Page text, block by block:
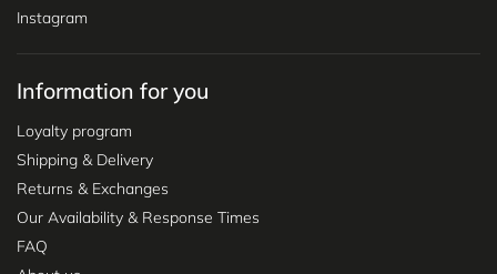
Instagram
Information for you
Loyalty program
Shipping & Delivery
Returns & Exchanges
Our Availability & Response Times
FAQ